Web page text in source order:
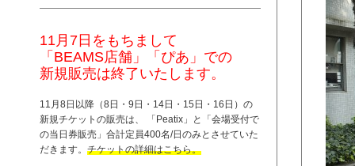
11月7日をもちまして
「BEAMS店舗」「ぴあ」での
新規販売は終了いたします。
11月8日以降（8日・9日・14日・15日・16日）の
新規チケットの販売は、 「 Peatix 」と「 会場受付で
の当日券販売 」合計定員400名/日のみとさせていた
だきます。 チケットの詳細はこちら。